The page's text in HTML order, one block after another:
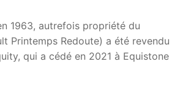
1963, autrefois propriété du
Printemps Redoute) a été revendu
qui a cédé en 2021 à Equistone